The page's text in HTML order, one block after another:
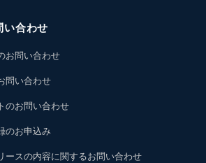
い合わせ
お問い合わせ
問い合わせ
のお問い合わせ
のお申込み
ースの内容に関するお問い合わせ